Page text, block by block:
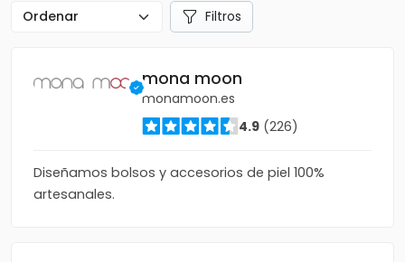
Filtros
mona moon
monamoon.es
4.9 (226)
Diseñamos bolsos y accesorios de piel 100%
artesanales.